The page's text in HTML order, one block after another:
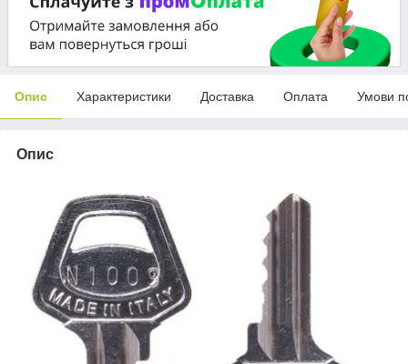
Опис Характеристики Доставка Оплата Умови
Опис